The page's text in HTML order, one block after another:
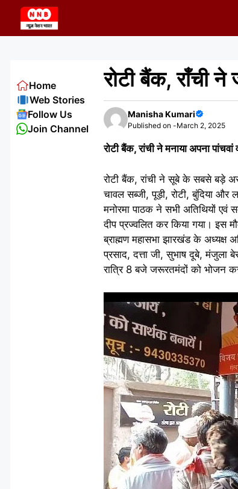
content
रोटी बैंक, राँची
Manisha Kumari
Published on -March 2, 2025
रोटी बैंक, रांची ने मनाया अपना पांचवां
रोटी बैंक, रांची ने सूबे के सबसे बड़े
चावल सब्जी, पूड़ी, रोटी, बुंदिया
मनोरमा पाठक ने सभी अतिथियों
दीप प्रज्वलित कर किया गया। इस
ब्राह्मण महासभा झारखंड के अध्यक्ष
प्रसाद, दत्ता जी, सुभाष दूबे, मंजुला
रात्रि 8 बजे जरूरतमंदों को भोजन
Home
Web Stories
Follow Us
Join Channel